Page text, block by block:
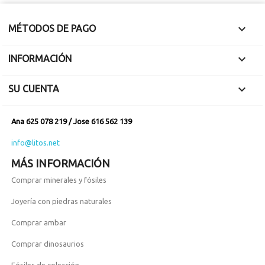
MÉTODOS DE PAGO 
INFORMACIÓN 
SU CUENTA 
Ana 625 078 219 / Jose 616 562 139
info@litos.net
MÁS INFORMACIÓN
Comprar minerales y fósiles
Joyería con piedras naturales
Comprar ambar
Comprar dinosaurios